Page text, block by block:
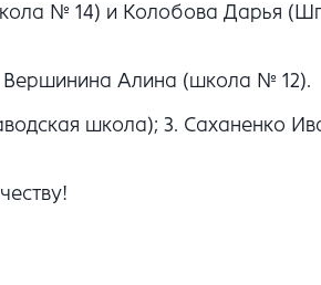
№ 14) и Колобова Дарья
Алина (школа № 12).
школа); 3. Саханенко